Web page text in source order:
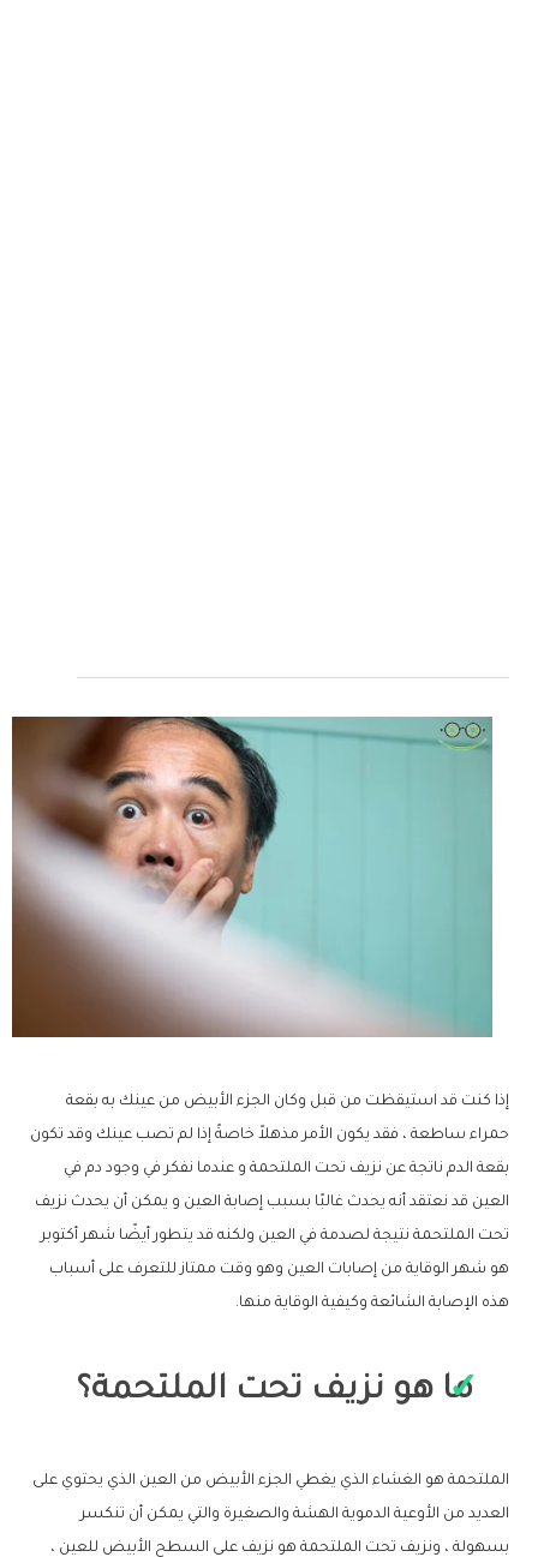
إذا كنت قد استيقظت من قبل وكان الجزء الأبيض من عينك به بقعة
حمراء ساطعة ، فقد يكون الأمر مذهلاً خاصةً إذا لم تصب عينك وقد تكون
بقعة الدم ناتجة عن نزيف تحت الملتحمة و عندما نفكر في وجود دم في
العين قد نعتقد أنه يحدث غالبًا بسبب إصابة العين و يمكن أن يحدث نزيف
تحت الملتحمة نتيجة لصدمة في العين ولكنه قد يتطور أيضًا شهر أكتوبر
هو شهر الوقاية من إصابات العين وهو وقت ممتاز للتعرف على أسباب
هذه الإصابة الشائعة وكيفية الوقاية منها.
ما هو نزيف تحت الملتحمة؟
الملتحمة هو الغشاء الذي يغطي الجزء الأبيض من العين الذي يحتوي على
العديد من الأوعية الدموية الهشة والصغيرة والتي يمكن أن تنكسر
بسهولة ، ونزيف تحت الملتحمة هو نزيف على السطح الأبيض للعين ،